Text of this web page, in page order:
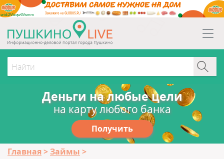
erid:2Vtzqw6Vsmm
Деньги на любые цели
на карту любого банка
Получить
Главная
Займы